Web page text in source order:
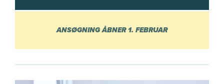
ANSØGNING ÅBNER 1. FEBRUAR